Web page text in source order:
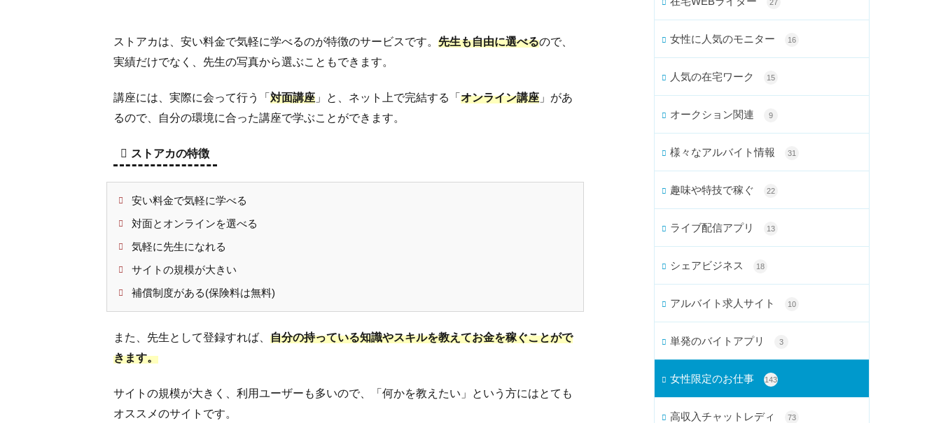
生
に
る
に
4.1
ール
登録
いて
身分
証の
提出
開
ストアカは、安い料金で気軽に学べるのが特徴のサービスです。 先生も自由に選べるので、
実績だけでなく、先生の写真から選ぶこともできます。
講座には、実際に会って行う「 対面講座 」と、ネット上で完結する「 オンライン講座 」があ
るので、自分の環境に合った講座で学ぶことができます。
ストアカの特徴
安い料金で気軽に学べる
対面とオンラインを選べる
気軽に先生になれる
サイトの規模が大きい
補償制度がある(保険料は無料)
また、先生として登録すれば、 自分の持っている知識やスキルを教えてお金を稼ぐことがで
きます。
サイトの規模が大きく、利用ユーザーも多いので、「何かを教えたい」という方にはとても
オススメのサイトです。
27
女性に人気のモニター 16
人気の在宅ワーク 15
オークション関連 9
様々なアルバイト情報 31
趣味や特技で稼ぐ 22
ライブ配信アプリ 13
シェアビジネス 18
アルバイト求人サイト 10
単発のバイトアプリ 3
女性限定のお仕事 143
高収入チャットレディ 73